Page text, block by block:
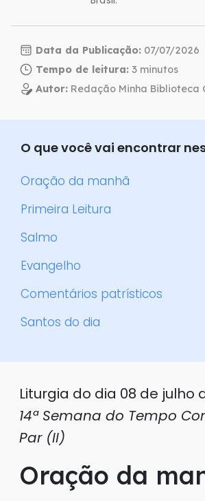
Data da Publicação: 07/07/2026
Tempo de leitura:
Autor: Redação Minha Biblioteca
O que você vai encontrar
Oração da manhã
Primeira Leitura
Salmo
Evangelho
Comentários patrísticos
Santos do dia
Liturgia do dia 08 de julho
14ª Semana do Tempo
Par (II)
Oração da